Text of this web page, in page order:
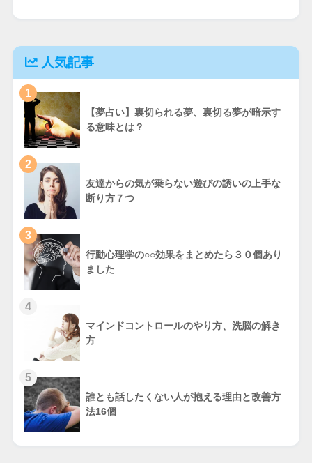
人気記事
1
【夢占い】裏切られる夢、裏切る夢が暗示す
る意味とは？
2
友達からの気が乗らない遊びの誘いの上手な
断り方７つ
3
行動心理学の○○効果をまとめたら３０個あり
ました
4
マインドコントロールのやり方、洗脳の解き
方
5
誰とも話したくない人が抱える理由と改善方
法16個